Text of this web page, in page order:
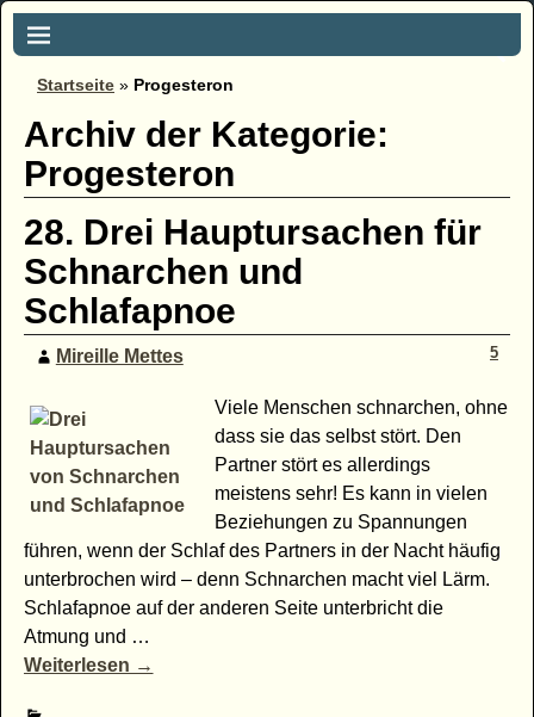
Startseite » Progesteron
Archiv der Kategorie:
Progesteron
28. Drei Hauptursachen für
Schnarchen und
Schlafapnoe
Mireille Mettes 5
Viele Menschen schnarchen, ohne
dass sie das selbst stört. Den
Partner stört es allerdings
meistens sehr! Es kann in vielen
Beziehungen zu Spannungen
führen, wenn der Schlaf des Partners in der Nacht häufig
unterbrochen wird – denn Schnarchen macht viel Lärm.
Schlafapnoe auf der anderen Seite unterbricht die
Atmung und …
Weiterlesen →